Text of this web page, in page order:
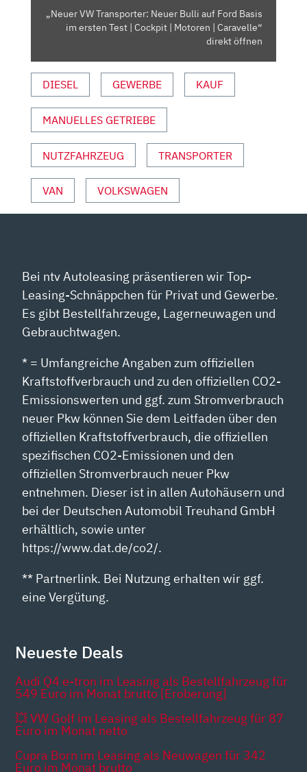
ERSTEN
COCKPIT
MOTOREN
VON
YOUTUBE
ANZEIGEN
„Neuer VW Transporter: Neuer Bulli auf Ford Basis
im ersten Test | Cockpit | Motoren | Caravelle“
direkt öffnen
DIESEL GEWERBE KAUF
MANUELLES GETRIEBE
NUTZFAHRZEUG TRANSPORTER
VAN VOLKSWAGEN
Bei ntv Autoleasing präsentieren wir Top-
Leasing-Schnäppchen für Privat und Gewerbe.
Es gibt Bestellfahrzeuge, Lagerneuwagen und
Gebrauchtwagen.
* = Umfangreiche Angaben zum offiziellen
Kraftstoffverbrauch und zu den offiziellen CO2-
Emissionswerten und ggf. zum Stromverbrauch
neuer Pkw können Sie dem Leitfaden über den
offiziellen Kraftstoffverbrauch, die offiziellen
spezifischen CO2-Emissionen und den
offiziellen Stromverbrauch neuer Pkw
entnehmen. Dieser ist in allen Autohäusern und
bei der Deutschen Automobil Treuhand GmbH
erhältlich, sowie unter
https://www.dat.de/co2/.
** Partnerlink. Bei Nutzung erhalten wir ggf.
eine Vergütung.
Neueste Deals
Audi Q4 e-tron im Leasing als Bestellfahrzeug für
549 Euro im Monat brutto [Eroberung]
💥 VW Golf im Leasing als Bestellfahrzeug für 87
Euro im Monat netto
Cupra Born im Leasing als Neuwagen für 342
Euro im Monat brutto